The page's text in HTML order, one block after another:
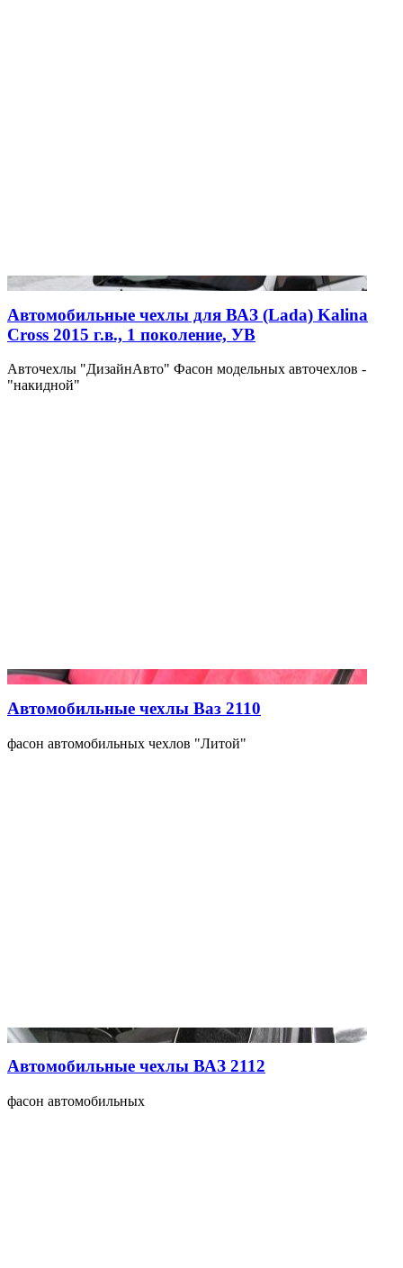
Автомобильные чехлы для ВАЗ (Lada) Kalina
Cross 2015 г.в., 1 поколение, УВ
Авточехлы "ДизайнАвто" Фасон модельных авточехлов -
"накидной"
Автомобильные чехлы Ваз 2110
фасон автомобильных чехлов "Литой"
Автомобильные чехлы ВАЗ 2112
фасон автомобильных